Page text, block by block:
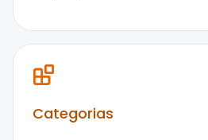
Categorias